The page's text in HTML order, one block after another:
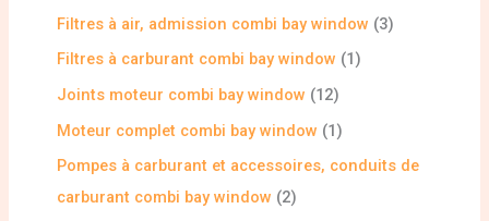
Filtres à air, admission combi bay window
3
Filtres à carburant combi bay window
1
Joints moteur combi bay window
12
Moteur complet combi bay window
1
Pompes à carburant et accessoires, conduits de
carburant combi bay window
2